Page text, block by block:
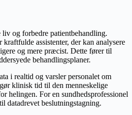
og forbedre patientbehandling.
assistenter, der kan analysere
og mere præcist. Dette fører til
behandlingsplaner.
i realtid og varsler personalet om
klinisk tid til den menneskelige
helingen. For en sundhedsprofessionel
beslutningstagning.